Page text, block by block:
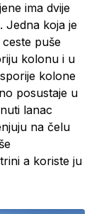
ima dvije
Jedna koja je
puše
kolonu i u
kolone
posustaje u
lanac
na čelu
a koriste ju